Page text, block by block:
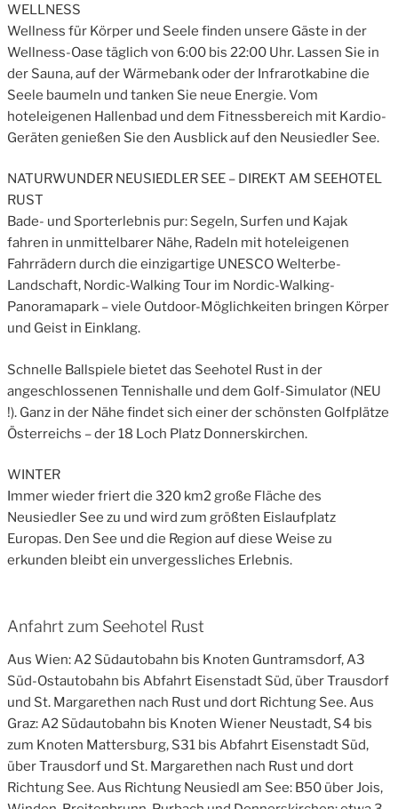
WELLNESS
Wellness für Körper und Seele finden unsere Gäste in der
Wellness-Oase täglich von 6:00 bis 22:00 Uhr. Lassen Sie in
der Sauna, auf der Wärmebank oder der Infrarotkabine die
Seele baumeln und tanken Sie neue Energie. Vom
hoteleigenen Hallenbad und dem Fitnessbereich mit Kardio-
Geräten genießen Sie den Ausblick auf den Neusiedler See.
NATURWUNDER NEUSIEDLER SEE – DIREKT AM SEEHOTEL
RUST
Bade- und Sporterlebnis pur: Segeln, Surfen und Kajak
fahren in unmittelbarer Nähe, Radeln mit hoteleigenen
Fahrrädern durch die einzigartige UNESCO Welterbe-
Landschaft, Nordic-Walking Tour im Nordic-Walking-
Panoramapark – viele Outdoor-Möglichkeiten bringen Körper
und Geist in Einklang.
Schnelle Ballspiele bietet das Seehotel Rust in der
angeschlossenen Tennishalle und dem Golf-Simulator (NEU
!). Ganz in der Nähe findet sich einer der schönsten Golfplätze
Österreichs – der 18 Loch Platz Donnerskirchen.
WINTER
Immer wieder friert die 320 km2 große Fläche des
Neusiedler See zu und wird zum größten Eislaufplatz
Europas. Den See und die Region auf diese Weise zu
erkunden bleibt ein unvergessliches Erlebnis.
Anfahrt zum Seehotel Rust
Aus Wien: A2 Südautobahn bis Knoten Guntramsdorf, A3
Süd-Ostautobahn bis Abfahrt Eisenstadt Süd, über Trausdorf
und St. Margarethen nach Rust und dort Richtung See. Aus
Graz: A2 Südautobahn bis Knoten Wiener Neustadt, S4 bis
zum Knoten Mattersburg, S31 bis Abfahrt Eisenstadt Süd,
über Trausdorf und St. Margarethen nach Rust und dort
Richtung See. Aus Richtung Neusiedl am See: B50 über Jois,